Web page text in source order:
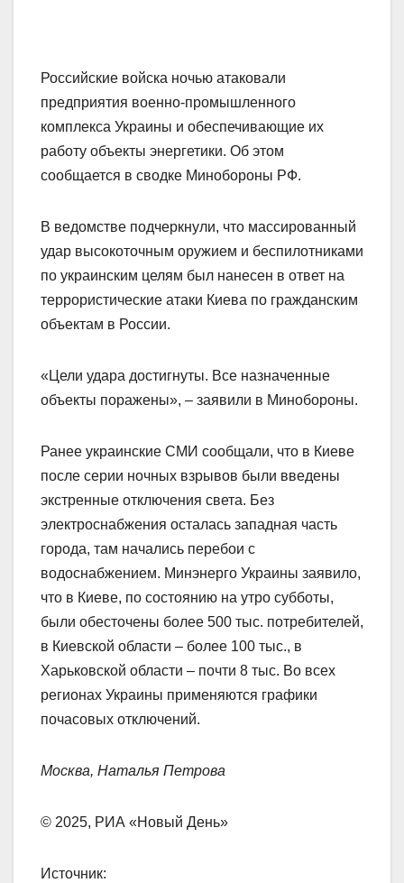
Российские войска ночью атаковали
предприятия военно-промышленного
комплекса Украины и обеспечивающие их
работу объекты энергетики. Об этом
сообщается в сводке Минобороны РФ.
В ведомстве подчеркнули, что массированный
удар высокоточным оружием и беспилотниками
по украинским целям был нанесен в ответ на
террористические атаки Киева по гражданским
объектам в России.
«Цели удара достигнуты. Все назначенные
объекты поражены», – заявили в Минобороны.
Ранее украинские СМИ сообщали, что в Киеве
после серии ночных взрывов были введены
экстренные отключения света. Без
электроснабжения осталась западная часть
города, там начались перебои с
водоснабжением. Минэнерго Украины заявило,
что в Киеве, по состоянию на утро субботы,
были обесточены более 500 тыс. потребителей,
в Киевской области – более 100 тыс., в
Харьковской области – почти 8 тыс. Во всех
регионах Украины применяются графики
почасовых отключений.
Москва, Наталья Петрова
© 2025, РИА «Новый День»
Источник: